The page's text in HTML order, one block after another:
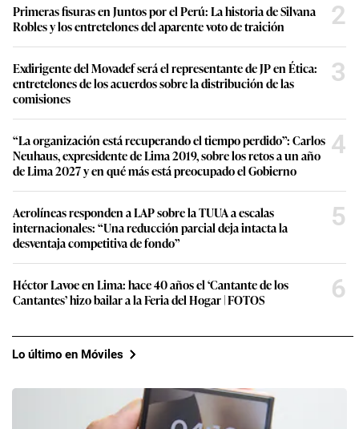
Primeras fisuras en Juntos por el Perú: La historia de Silvana
Robles y los entretelones del aparente voto de traición
2
Exdirigente del Movadef será el representante de JP en Ética:
entretelones de los acuerdos sobre la distribución de las
comisiones
3
“La organización está recuperando el tiempo perdido”: Carlos
Neuhaus, expresidente de Lima 2019, sobre los retos a un año
de Lima 2027 y en qué más está preocupado el Gobierno
4
Aerolíneas responden a LAP sobre la TUUA a escalas
internacionales: “Una reducción parcial deja intacta la
desventaja competitiva de fondo”
5
Héctor Lavoe en Lima: hace 40 años el ‘Cantante de los
Cantantes’ hizo bailar a la Feria del Hogar | FOTOS
6
Lo último en Móviles